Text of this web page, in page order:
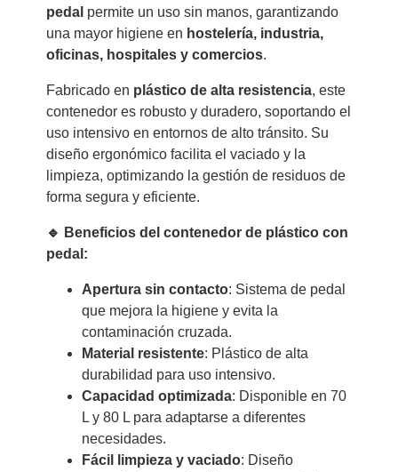
pedal permite un uso sin manos, garantizando
una mayor higiene en hostelería, industria,
oficinas, hospitales y comercios.
Fabricado en plástico de alta resistencia, este
contenedor es robusto y duradero, soportando el
uso intensivo en entornos de alto tránsito. Su
diseño ergonómico facilita el vaciado y la
limpieza, optimizando la gestión de residuos de
forma segura y eficiente.
🔹 Beneficios del contenedor de plástico con
pedal:
Apertura sin contacto: Sistema de pedal
que mejora la higiene y evita la
contaminación cruzada.
Material resistente: Plástico de alta
durabilidad para uso intensivo.
Capacidad optimizada: Disponible en 70
L y 80 L para adaptarse a diferentes
necesidades.
Fácil limpieza y vaciado: Diseño